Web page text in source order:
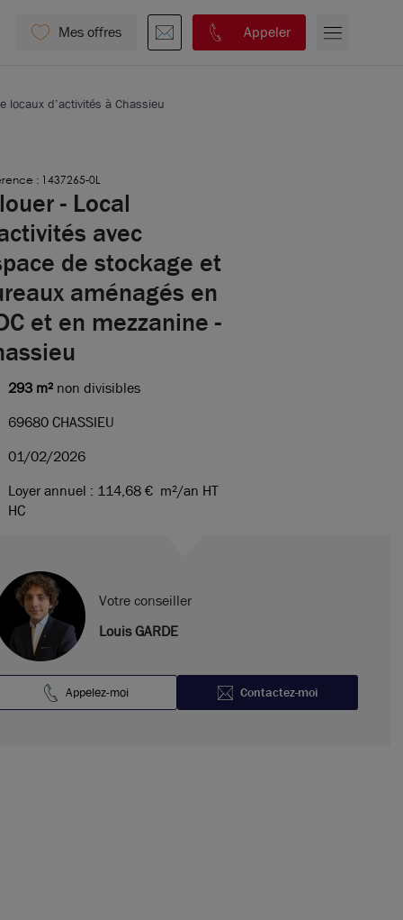
Mes offres Appeler
locaux d’activités à Chassieu
: 1437265-0L
- Local
avec
de stockage et
aménagés en
et en mezzanine -
293 m² non divisibles
69680 CHASSIEU
01/02/2026
Loyer annuel : 114,68 € m²/an HT
HC
Votre conseiller
Louis GARDE
Appelez-moi Contactez-moi